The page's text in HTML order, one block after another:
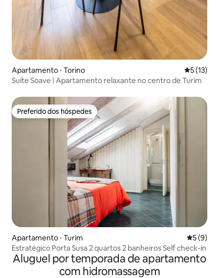
Apartamento ⋅ Torino 5 de uma
5 (13)
Suíte Soave | Apartamento relaxante no centro de Turim
Preferido dos hóspedes
Preferido dos hóspedes
Apartamento ⋅ Turim 5 de
5 (9)
Estratégico Porta Susa 2 quartos 2 banheiros Self check-in
Aluguel por temporada de apartamento
com hidromassagem